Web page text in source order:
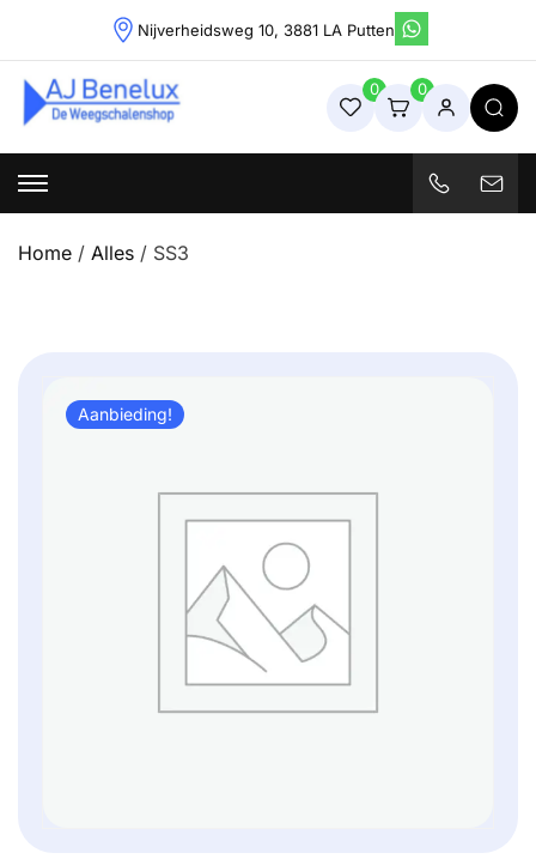
content
Nijverheidsweg 10, 3881 LA Putten
Weegschalenshop | Precisieweegschalen & Industriële
Weegoplossingen
0 0
Home / Alles / SS3
Aanbieding!